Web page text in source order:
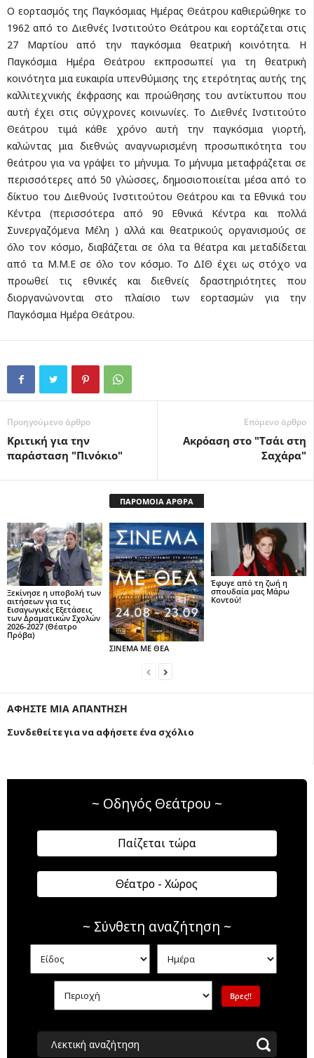
Ο εορτασμός της Παγκόσμιας Ημέρας Θεάτρου καθιερώθηκε το
1962 από το Διεθνές Ινστιτούτο Θεάτρου και εορτάζεται στις
27 Μαρτίου από την παγκόσμια θεατρική κοινότητα. Η
Παγκόσμια Ημέρα Θεάτρου εκπροσωπεί για τη θεατρική
κοινότητα μια ευκαιρία υπενθύμισης της ετερότητας αυτής της
καλλιτεχνικής έκφρασης και προώθησης του αντίκτυπου που
αυτή έχει στις σύγχρονες κοινωνίες. Το Διεθνές Ινστιτούτο
Θεάτρου τιμά κάθε χρόνο αυτή την παγκόσμια γιορτή,
καλώντας μια διεθνώς αναγνωρισμένη προσωπικότητα του
θεάτρου για να γράψει το μήνυμα. Το μήνυμα μεταφράζεται σε
περισσότερες από 50 γλώσσες, δημοσιοποιείται μέσα από το
δίκτυο του Διεθνούς Ινστιτούτου Θεάτρου και τα Εθνικά του
Κέντρα (περισσότερα από 90 Εθνικά Κέντρα και πολλά
Συνεργαζόμενα Μέλη ) αλλά και θεατρικούς οργανισμούς σε
όλο τον κόσμο, διαβάζεται σε όλα τα θέατρα και μεταδίδεται
από τα Μ.Μ.Ε σε όλο τον κόσμο. Το ΔΙΘ έχει ως στόχο να
προωθεί τις εθνικές και διεθνείς δραστηριότητες που
διοργανώνονται στο πλαίσιο των εορτασμών για την
Παγκόσμια Ημέρα Θεάτρου.
Προηγούμενο άρθρο
Κριτική για την
παράσταση "Πινόκιο"
Επόμενο άρθρο
Ακρόαση στο "Τσάι στη
Σαχάρα"
ΠΑΡΟΜΟΙΑ ΑΡΘΡΑ
Ξεκίνησε η υποβολή των
αιτήσεων για τις
Εισαγωγικές Εξετάσεις
των Δραματικών Σχολών
2026-2027 (Θέατρο
Πρόβα)
ΣΙΝΕΜΑ ΜΕ ΘΕΑ
Έφυγε από τη ζωή η
σπουδαία μας Μάρω
Κοντού!
ΑΦΗΣΤΕ ΜΙΑ ΑΠΑΝΤΗΣΗ
Συνδεθείτε για να αφήσετε ένα σχόλιο
~ Οδηγός Θεάτρου ~
Παίζεται τώρα
Θέατρο - Χώρος
~ Σύνθετη αναζήτηση ~
Λεκτική αναζήτηση